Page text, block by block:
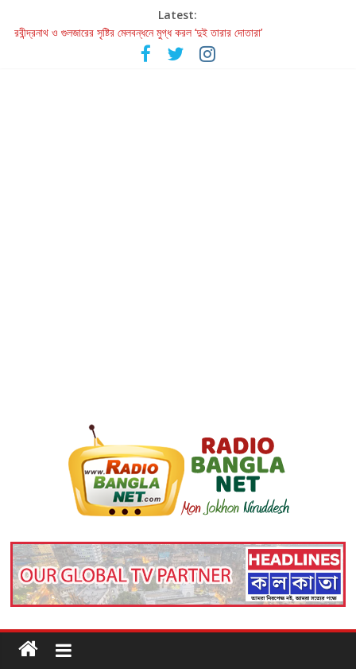
Latest:
রবীন্দ্রনাথ ও গুলজারের সৃষ্টির মেলবন্ধনে মুগ্ধ করল ‘দুই তারার দোতারা’
কলের গান থেকে রীলস্ — বাঙালির গান শোনার বিবর্তনের গল্প
জগন্নাথমঙ্গলম্ — বাংলায় প্রথমবার মঞ্চে এবার রথযাত্রার উদযাপন